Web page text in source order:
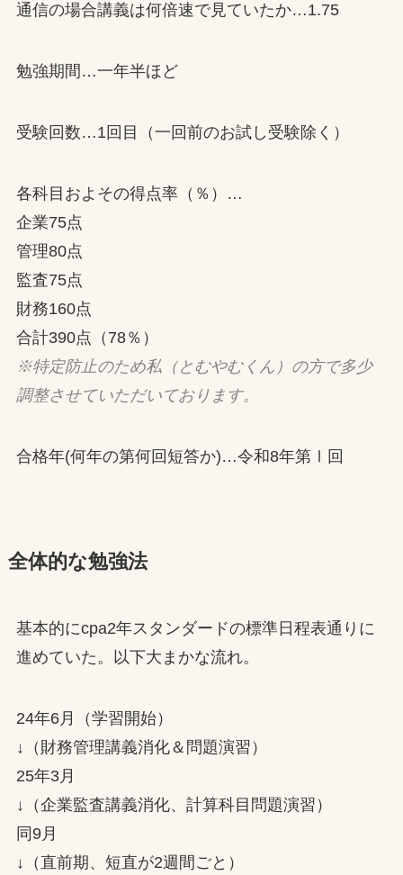
通信の場合講義は何倍速で見ていたか…1.75
勉強期間…一年半ほど
受験回数…1回目（一回前のお試し受験除く）
各科目およその得点率（％）…
企業75点
管理80点
監査75点
財務160点
合計390点（78％）
※特定防止のため私（とむやむくん）の方で多少
調整させていただいております。
合格年(何年の第何回短答か)…令和8年第Ⅰ回
全体的な勉強法
基本的にcpa2年スタンダードの標準日程表通りに
進めていた。以下大まかな流れ。
24年6月（学習開始）
↓（財務管理講義消化＆問題演習）
25年3月
↓（企業監査講義消化、計算科目問題演習）
同9月
↓（直前期、短直が2週間ごと）